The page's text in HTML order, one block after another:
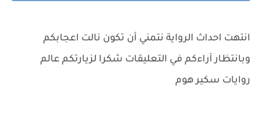
انتهت احداث الرواية نتمني أن تكون نالت اعجابكم
وبانتظار آراءكم في التعليقات شكرا لزيارتكم عالم
روايات سكير هوم